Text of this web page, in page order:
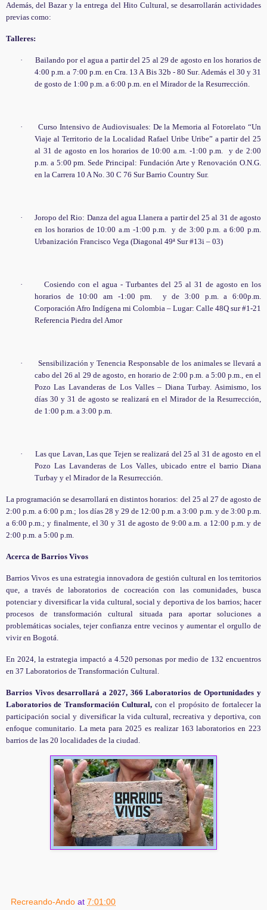
Además, del Bazar y la entrega del Hito Cultural, se desarrollarán actividades
previas como:
Talleres:
· Bailando por el agua a partir del 25 al 29 de agosto en los horarios de
4:00 p.m. a 7:00 p.m. en Cra. 13 A Bis 32b - 80 Sur. Además el 30 y 31
de gosto de 1:00 p.m. a 6:00 p.m. en el Mirador de la Resurrección.
·
Curso Intensivo de Audiovisuales: De la Memoria al Fotorelato “Un
Viaje al Territorio de la Localidad Rafael Uribe Uribe” a partir del 25
al 31 de agosto en los horarios de 10:00 a.m. -1:00 p.m.
y de 2:00
p.m. a 5:00 pm. Sede Principal: Fundación Arte y Renovación O.N.G.
en la Carrera 10 A No. 30 C 76 Sur Barrio Country Sur.
·
Joropo del Rio: Danza del agua Llanera a partir del 25 al 31 de agosto
en los horarios de 10:00 a.m -1:00 p.m.
y de 3:00 p.m. a 6:00 p.m.
Urbanización Francisco Vega (Diagonal 49ª Sur #13i – 03)
·
Cosiendo con el agua - Turbantes del 25 al 31 de agosto en los
horarios de 10:00 am -1:00 pm.
y de 3:00 p.m. a 6:00p.m.
Corporación Afro Indígena mi Colombia – Lugar: Calle 48Q sur #1-21
Referencia Piedra del Amor
·
Sensibilización y Tenencia Responsable de los animales se llevará a
cabo del 26 al 29 de agosto, en horario de 2:00 p.m. a 5:00 p.m., en el
Pozo Las Lavanderas de Los Valles – Diana Turbay. Asimismo, los
días 30 y 31 de agosto se realizará en el Mirador de la Resurrección,
de 1:00 p.m. a 3:00 p.m.
·
Las que Lavan, Las que Tejen se realizará del 25 al 31 de agosto en el
Pozo Las Lavanderas de Los Valles, ubicado entre el barrio Diana
Turbay y el Mirador de la Resurrección.
La programación se desarrollará en distintos horarios: del 25 al 27 de agosto de
2:00 p.m. a 6:00 p.m.; los días 28 y 29 de 12:00 p.m. a 3:00 p.m. y de 3:00 p.m.
a 6:00 p.m.; y finalmente, el 30 y 31 de agosto de 9:00 a.m. a 12:00 p.m. y de
2:00 p.m. a 5:00 p.m.
Acerca de Barrios Vivos
Barrios Vivos es una estrategia innovadora de gestión cultural en los territorios
que, a través de laboratorios de cocreación con las comunidades, busca
potenciar y diversificar la vida cultural, social y deportiva de los barrios; hacer
procesos de transformación cultural situada para aportar soluciones a
problemáticas sociales, tejer confianza entre vecinos y aumentar el orgullo de
vivir en Bogotá.
En 2024, la estrategia impactó a 4.520 personas por medio de 132 encuentros
en 37 Laboratorios de Transformación Cultural.
Barrios Vivos desarrollará a 2027, 366 Laboratorios de Oportunidades y
Laboratorios de Transformación Cultural, con el propósito de fortalecer la
participación social y diversificar la vida cultural, recreativa y deportiva, con
enfoque comunitario. La meta para 2025 es realizar 163 laboratorios en 223
barrios de las 20 localidades de la ciudad.
Recreando-Ando at 7:01:00